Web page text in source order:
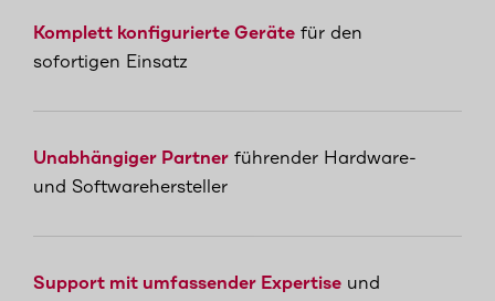
Komplett konfigurierte Geräte für den
sofortigen Einsatz
Unabhängiger Partner führender Hardware-
und Softwarehersteller
Support mit umfassender Expertise und